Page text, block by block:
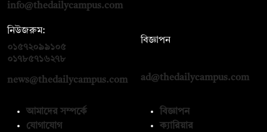
info@thedailycampus.com
নিউজরুম:
০১৫৭২০৯৯১০৫
০১৭৮৫৭১৬২৭৮
news@thedailycampus.com
বিজ্ঞাপন
ad@thedailycampus.com
আমাদের সম্পর্কে
যোগাযোগ
বিজ্ঞাপন
ক্যারিয়ার